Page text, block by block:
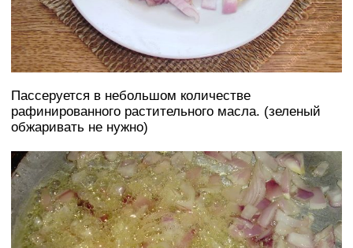
Пассеруется в небольшом количестве
рафинированного растительного масла. (зеленый
обжаривать не нужно)